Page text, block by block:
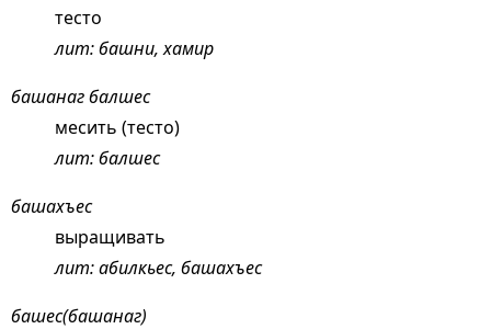
тесто
лит: башни, хамир
башанаг балшес
месить (тесто)
лит: балшес
башахъес
выращивать
лит: абилкьес, башахъес
башес(башанаг)